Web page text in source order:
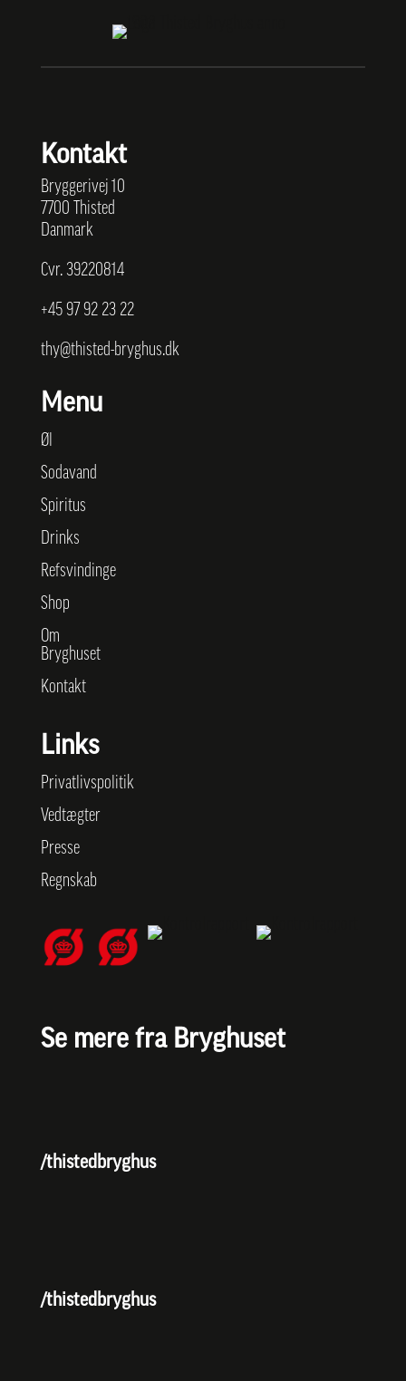
Kontakt
Bryggerivej 10
7700 Thisted
Danmark
Cvr. 39220814
+45 97 92 23 22
thy@thisted-bryghus.dk
Menu
Øl
Sodavand
Spiritus
Drinks
Refsvindinge
Shop
Om
Bryghuset
Kontakt
Links
Privatlivspolitik
Vedtægter
Presse
Regnskab
Se mere fra Bryghuset
/thistedbryghus
/thistedbryghus